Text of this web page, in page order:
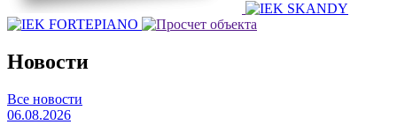
Новости
Все новости
06.08.2026